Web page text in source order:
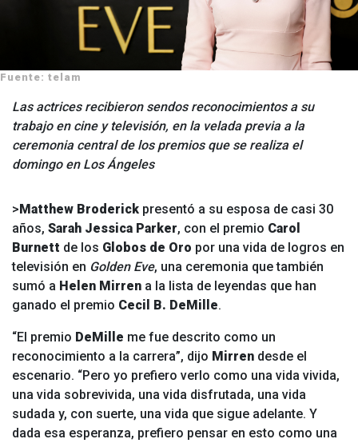
Fuente: telam
Las actrices recibieron sendos reconocimientos a su
trabajo en cine y televisión, en la velada previa a la
ceremonia central de los premios que se realiza el
domingo en Los Ángeles
>Matthew Broderick presentó a su esposa de casi 30
años, Sarah Jessica Parker, con el premio Carol
Burnett de los Globos de Oro por una vida de logros en
televisión en Golden Eve, una ceremonia que también
sumó a Helen Mirren a la lista de leyendas que han
ganado el premio Cecil B. DeMille.
“El premio DeMille me fue descrito como un
reconocimiento a la carrera”, dijo Mirren desde el
escenario. “Pero yo prefiero verlo como una vida vivida,
una vida sobrevivida, una vida disfrutada, una vida
sudada y, con suerte, una vida que sigue adelante. Y
dada esa esperanza, prefiero pensar en esto como una